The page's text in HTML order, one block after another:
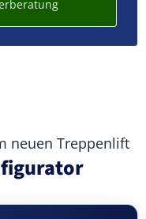
neuen Treppenlift